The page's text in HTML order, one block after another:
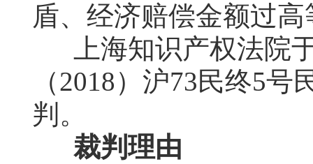
盾、经济赔偿金额过
上海知识产权法院
（2018）沪73民终5
判。
裁判理由